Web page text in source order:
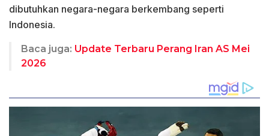
dibutuhkan negara-negara berkembang seperti
Indonesia.
Baca juga: Update Terbaru Perang Iran AS Mei
2026